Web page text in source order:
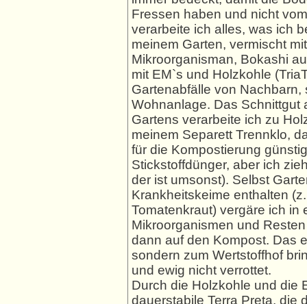
Fressen haben und nicht
verarbeite ich alles, was ich
meinem Garten, vermischt
Mikroorganisman, Bokashi
mit EM`s und Holzkohle
Gartenabfälle von
Wohnanlage. Das Schnittgut
Gartens verarbeite ich zu
meinem Separett Trennklo,
für die Kompostierung
Stickstoffdünger, aber ich
der ist umsonst). Selbst
Krankheitskeime enthalten
Tomatenkraut) vergäre ich in
Mikroorganismen und
dann auf den Kompost. Das
sondern zum Wertstoffhof
und ewig nicht verrottet.
Durch die Holzkohle und die
dauerstabile Terra Preta, die